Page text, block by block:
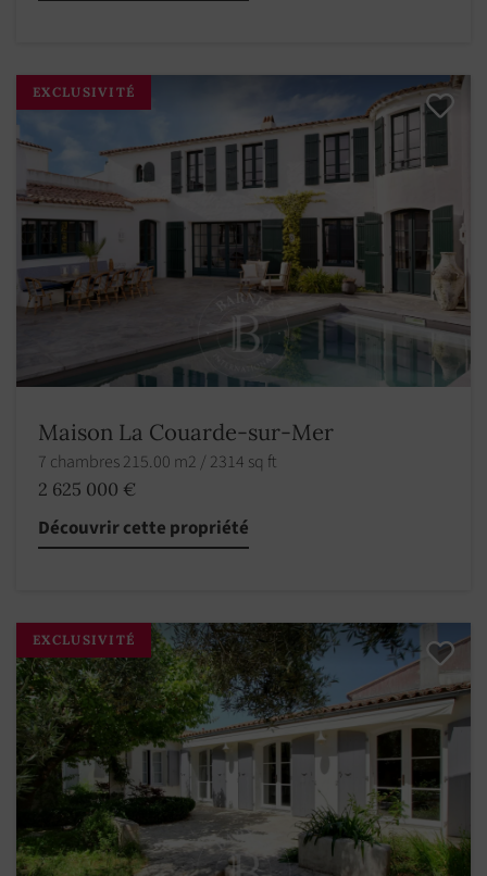
EXCLUSIVITÉ
Maison La Couarde-sur-Mer
7 chambres 215.00 m2 / 2314 sq ft
2 625 000 €
Découvrir cette propriété
EXCLUSIVITÉ